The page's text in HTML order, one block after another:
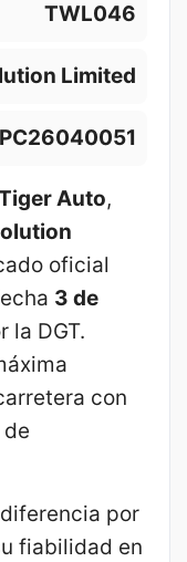
TWL046
Limited
Auto,
oficial
3 de
la DGT.
con
por
fiabilidad en